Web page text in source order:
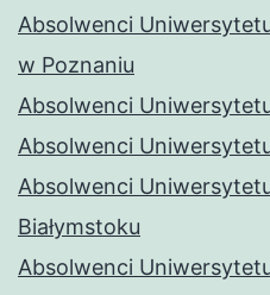
Absolwenci
w Poznaniu
Absolwenci
Absolwenci
Absolwenci
Białymstoku
Absolwenci